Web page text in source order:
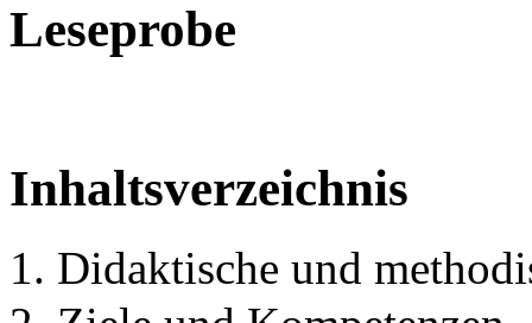
Leseprobe
Inhaltsverzeichnis
1. Didaktische und